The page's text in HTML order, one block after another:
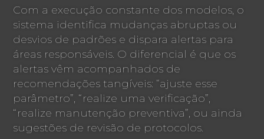
Com a execução constante dos modelos, o
sistema identifica mudanças abruptas ou
desvios de padrões e dispara alertas para
áreas responsáveis. O diferencial é que os
alertas vêm acompanhados de
recomendações tangíveis: “ajuste esse
parâmetro”, “realize uma verificação”,
“realize manutenção preventiva”, ou ainda
sugestões de revisão de protocolos.